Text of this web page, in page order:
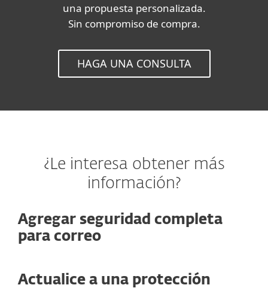
una propuesta personalizada.
Sin compromiso de compra.
HAGA UNA CONSULTA
¿Le interesa obtener más
información?
Agregar seguridad completa
para correo
Actualice a una protección